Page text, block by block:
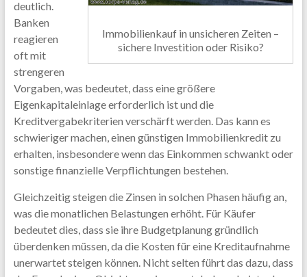
Immobilienkauf in unsicheren Zeiten –
sichere Investition oder Risiko?
deutlich.
Banken
reagieren
oft mit
strengeren
Vorgaben, was bedeutet, dass eine größere
Eigenkapitaleinlage erforderlich ist und die
Kreditvergabekriterien verschärft werden. Das kann es
schwieriger machen, einen günstigen Immobilienkredit zu
erhalten, insbesondere wenn das Einkommen schwankt oder
sonstige finanzielle Verpflichtungen bestehen.
Gleichzeitig steigen die Zinsen in solchen Phasen häufig an,
was die monatlichen Belastungen erhöht. Für Käufer
bedeutet dies, dass sie ihre Budgetplanung gründlich
überdenken müssen, da die Kosten für eine Kreditaufnahme
unerwartet steigen können. Nicht selten führt das dazu, dass